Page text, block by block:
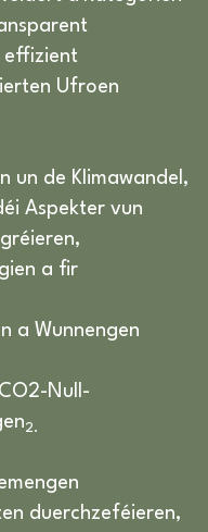
effizient
Ufroen
un de Klimawandel,
Aspekter vun
a fir
a Wunnengen
Null-
2.
duerchzeféieren,